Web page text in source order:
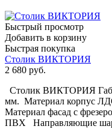
Быстрый просмотр
Добавить в корзину
Быстрая покупка
Столик ВИКТОРИЯ
2 680 руб.
Столик ВИКТОРИЯ
мм. Материал корпус
Материал фасад с
ПВХ Направляющие